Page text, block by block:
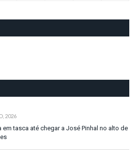
2026
em tasca até chegar a José Pinhal no alto de